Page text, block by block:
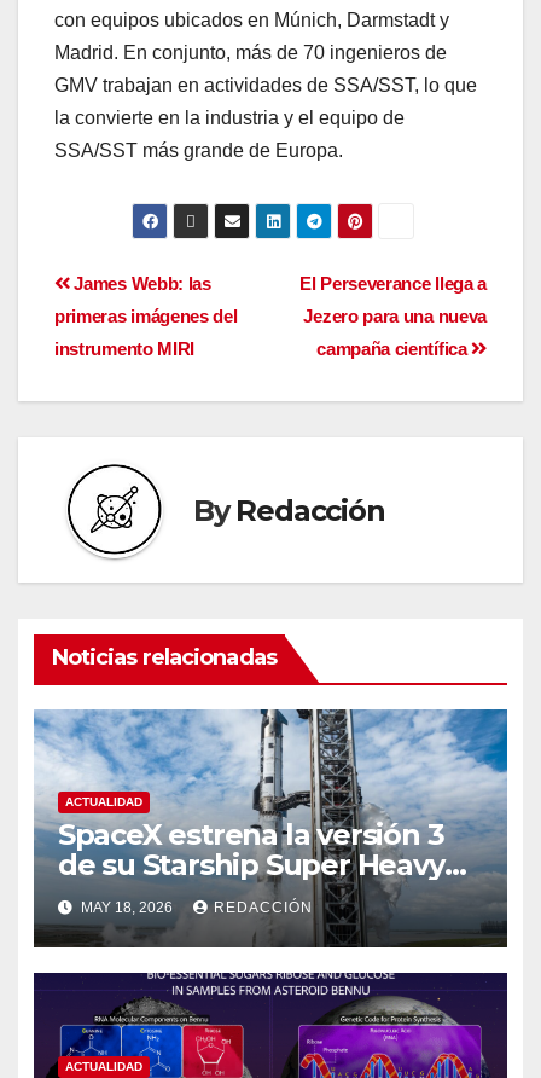
con equipos ubicados en Múnich, Darmstadt y
Madrid. En conjunto, más de 70 ingenieros de
GMV trabajan en actividades de SSA/SST, lo que
la convierte en la industria y el equipo de
SSA/SST más grande de Europa.
El Perseverance llega a
Jezero para una nueva
campaña científica
James Webb: las
primeras imágenes del
instrumento MIRI
ByRedacción
Noticias relacionadas
ACTUALIDAD
SpaceX estrena la versión 3
de su Starship Super Heavy
esta semana
MAY 18, 2026 REDACCIÓN
ACTUALIDAD